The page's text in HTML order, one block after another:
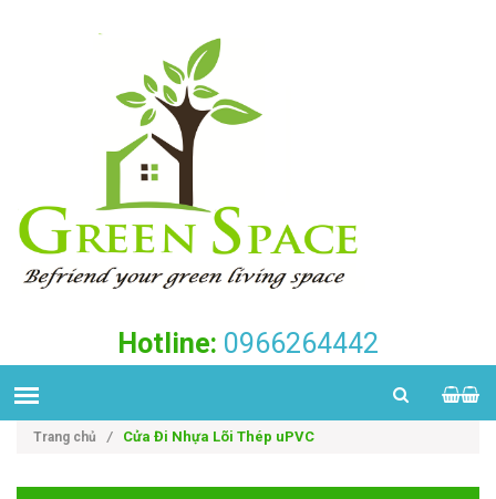
Hotline: 0966264442
Trang chủ / Cửa Đi Nhựa Lõi Thép uPVC